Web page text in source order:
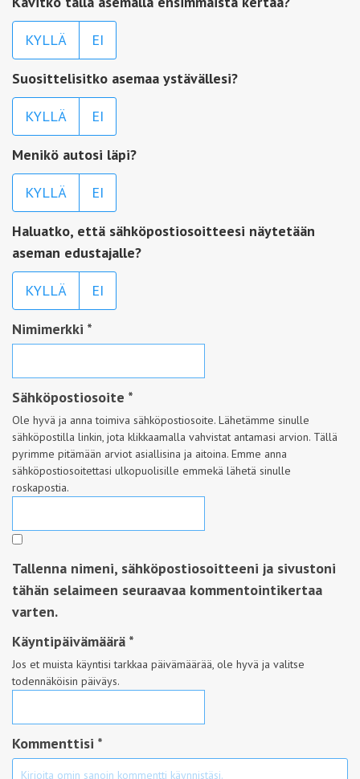
KYLLÄ EI
Suosittelisitko asemaa ystävällesi?
KYLLÄ EI
Menikö autosi läpi?
KYLLÄ EI
Haluatko, että sähköpostiosoitteesi näytetään
aseman edustajalle?
KYLLÄ EI
Nimimerkki *
Sähköpostiosoite *
Ole hyvä ja anna toimiva sähköpostiosoite. Lähetämme sinulle
sähköpostilla linkin, jota klikkaamalla vahvistat antamasi arvion. Tällä
pyrimme pitämään arviot asiallisina ja aitoina. Emme anna
sähköpostiosoitettasi ulkopuolisille emmekä lähetä sinulle
roskapostia.
Tallenna nimeni, sähköpostiosoitteeni ja sivustoni
tähän selaimeen seuraavaa kommentointikertaa
varten.
Käyntipäivämäärä *
Jos et muista käyntisi tarkkaa päivämäärää, ole hyvä ja valitse
todennäköisin päiväys.
Kommenttisi *